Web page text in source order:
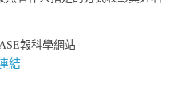
報科學網站
結